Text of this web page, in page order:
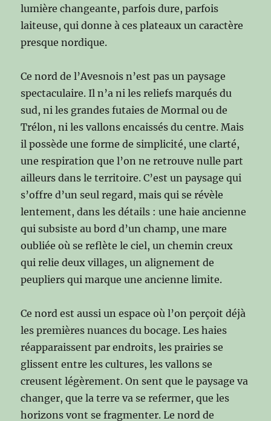
lumière changeante, parfois dure, parfois
laiteuse, qui donne à ces plateaux un caractère
presque nordique.
Ce nord de l’Avesnois n’est pas un paysage
spectaculaire. Il n’a ni les reliefs marqués du
sud, ni les grandes futaies de Mormal ou de
Trélon, ni les vallons encaissés du centre. Mais
il possède une forme de simplicité, une clarté,
une respiration que l’on ne retrouve nulle part
ailleurs dans le territoire. C’est un paysage qui
s’offre d’un seul regard, mais qui se révèle
lentement, dans les détails : une haie ancienne
qui subsiste au bord d’un champ, une mare
oubliée où se reflète le ciel, un chemin creux
qui relie deux villages, un alignement de
peupliers qui marque une ancienne limite.
Ce nord est aussi un espace où l’on perçoit déjà
les premières nuances du bocage. Les haies
réapparaissent par endroits, les prairies se
glissent entre les cultures, les vallons se
creusent légèrement. On sent que le paysage va
changer, que la terre va se refermer, que les
horizons vont se fragmenter. Le nord de